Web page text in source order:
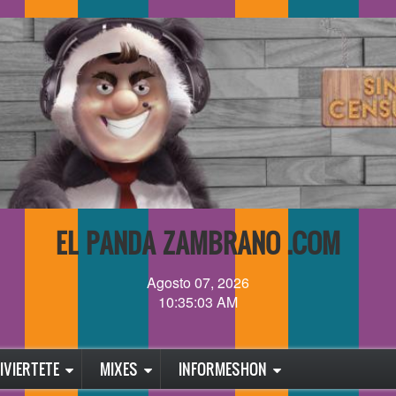
EL PANDA ZAMBRANO .COM
Agosto 07, 2026
10:35:03 AM
MIXES INFORMESHON